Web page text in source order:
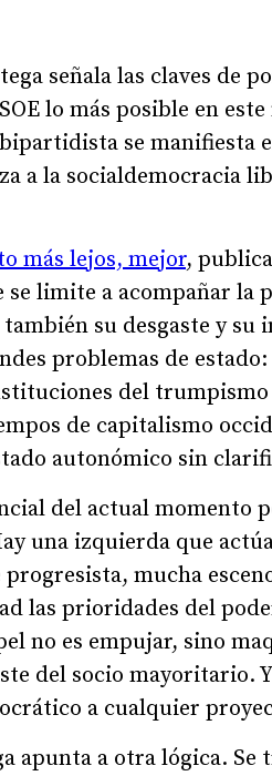
señala las claves de
lo más posible en
se manifiesta
a la socialdemocracia
más lejos, mejor,
limite a acompañar la
su desgaste y
problemas de
del trumpismo
de capitalismo
autonómico sin
del actual
una izquierda que
mucha
las prioridades del
no es empujar, sino
del socio mayoritario.
a cualquier
apunta a otra lógica.